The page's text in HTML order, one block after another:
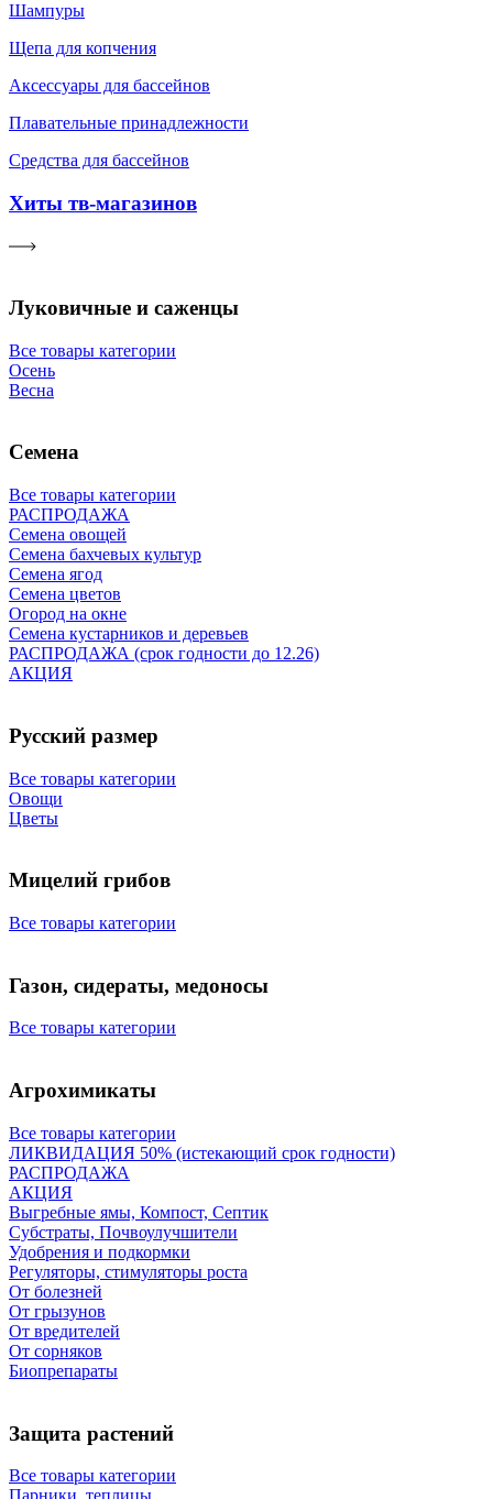
Шампуры
Щепа для копчения
Аксессуары для бассейнов
Плавательные принадлежности
Средства для бассейнов
Хиты тв-магазинов
Луковичные и саженцы
Все товары категории
Осень
Весна
Семена
Все товары категории
РАСПРОДАЖА
Семена овощей
Семена бахчевых культур
Семена ягод
Семена цветов
Огород на окне
Семена кустарников и деревьев
РАСПРОДАЖА (срок годности до 12.26)
АКЦИЯ
Русский размер
Все товары категории
Овощи
Цветы
Мицелий грибов
Все товары категории
Газон, сидераты, медоносы
Все товары категории
Агрохимикаты
Все товары категории
ЛИКВИДАЦИЯ 50% (истекающий срок годности)
РАСПРОДАЖА
АКЦИЯ
Выгребные ямы, Компост, Септик
Субстраты, Почвоулучшители
Удобрения и подкормки
Регуляторы, стимуляторы роста
От болезней
От грызунов
От вредителей
От сорняков
Биопрепараты
Защита растений
Все товары категории